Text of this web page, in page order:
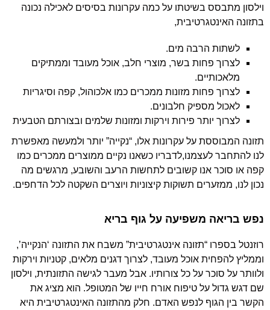
וילסון מתבסס בשיטתו על כמה עקרונות בסיסים לאכילה נכונה
בתזונה האינטגרטיבית,
לשתות הרבה מים.
לצרוך פחות בשר, מוצרי חלב, אוכל מעובד וממתיקים
מלאכותיים.
לצרוך פחות מזונות ממכרים כמו אלכוהול, קפה וסיגריות
לאכול מספיק חלבונים.
לצרוך יותר פירות וירקות ומזונות שלמים ובצורתם הטבעית
תזונה המבוססת על עקרונות אלו, “נקייה” יותר ולמעשה מאפשרת
לנו להתחבר לעצמנו,לדבריו כשאנו נקיים ממוצרים ממכרים כמו
קפה או סוכר אנו קשובים לתחשות הרעב והשובע, מרגשים מה
נכון לנו, ממזערים תשוקות קיצוניות ויוצרים השקטה לכל הדחפים.
נפש בריאה משפיעה על גוף בריא
רוזנטל בספרו “תזונה אינטגרטיבית” משבח את התזונה ‘הנקייה’,
וממליץ להפחית אוכל מעובד, לצרוך דגנים מלאים, קטניות וירקות
ולוותר על סוכר על כל צורותיו. אבל מעבר לגישה התזונתית, וילסון
שם דגש גדול על טיפוח אורח חייו של המטופל. הוא מציג את
הקשר בין הגוף לנפש האדם. חלק מהתזונה האינטגרטיבית היא